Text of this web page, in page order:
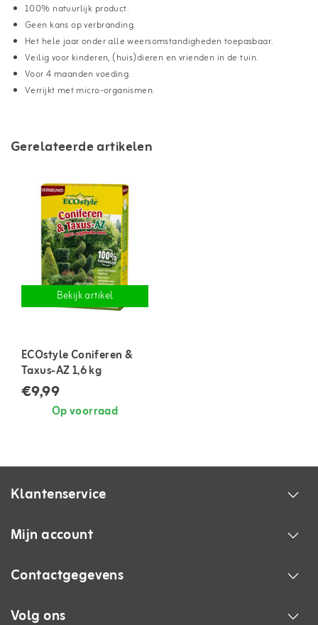
100% natuurlijk product.
Geen kans op verbranding.
Het hele jaar onder alle weersomstandigheden toepasbaar.
Veilig voor kinderen, (huis)dieren en vrienden in de tuin.
Voor 4 maanden voeding.
Verrijkt met micro-organismen.
Gerelateerde artikelen
Bekijk artikel
ECOstyle Coniferen &
Taxus-AZ 1,6 kg
€9,99
Op voorraad
Klantenservice
Mijn account
Contactgegevens
Volg ons